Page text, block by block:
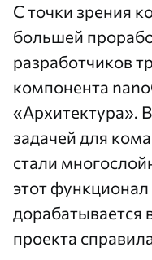
С точки зрения
большей
разработчиков
компонента
«Архитектура».
задачей для
стали
этот
дорабатывается
проекта